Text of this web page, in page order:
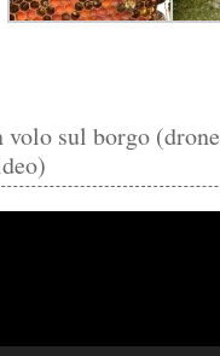
volo sul borgo (drone